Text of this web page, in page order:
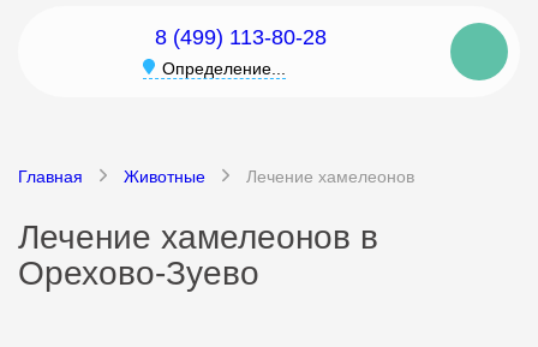
8 (499) 113-80-28
Определение...
Главная Животные Лечение хамелеонов
Лечение хамелеонов в
Орехово-Зуево